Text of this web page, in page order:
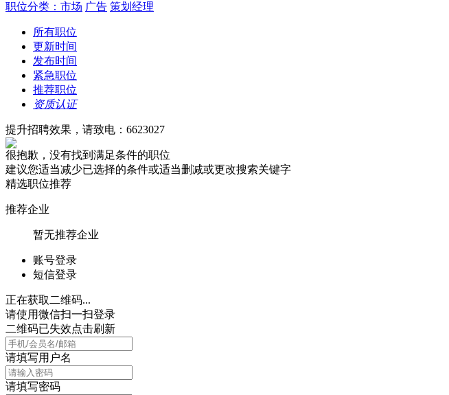
职位分类：市场 广告 策划经理
所有职位
更新时间
发布时间
紧急职位
推荐职位
资质认证
提升招聘效果，请致电：6623027
很抱歉，没有找到满足条件的职位
建议您适当减少已选择的条件或适当删减或更改搜索关键字
精选职位推荐
推荐企业
暂无推荐企业
账号登录
短信登录
正在获取二维码...
请使用微信扫一扫登录
二维码已失效点击刷新
请填写用户名
请填写密码